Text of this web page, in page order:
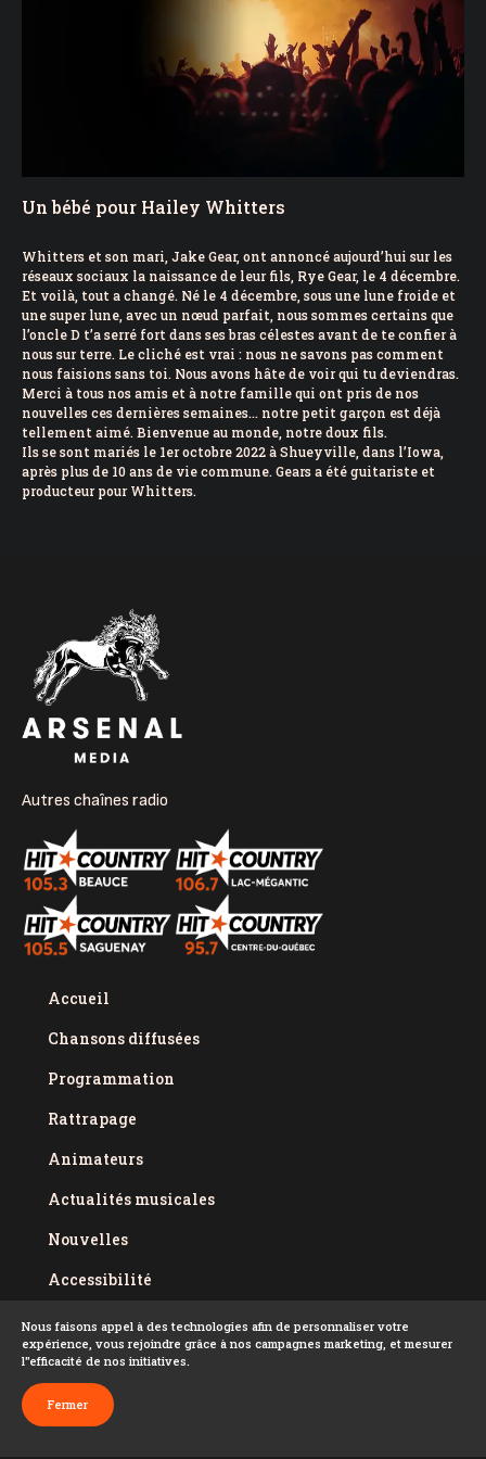
Un bébé pour Hailey Whitters
Whitters et son mari, Jake Gear, ont annoncé aujourd’hui sur les
réseaux sociaux la naissance de leur fils, Rye Gear, le 4 décembre.
Et voilà, tout a changé. Né le 4 décembre, sous une lune froide et
une super lune, avec un nœud parfait, nous sommes certains que
l’oncle D t’a serré fort dans ses bras célestes avant de te confier à
nous sur terre. Le cliché est vrai : nous ne savons pas comment
nous faisions sans toi. Nous avons hâte de voir qui tu deviendras.
Merci à tous nos amis et à notre famille qui ont pris de nos
nouvelles ces dernières semaines… notre petit garçon est déjà
tellement aimé. Bienvenue au monde, notre doux fils.
Ils se sont mariés le 1er octobre 2022 à Shueyville, dans l’Iowa,
après plus de 10 ans de vie commune. Gears a été guitariste et
producteur pour Whitters.
Autres chaînes radio
Accueil
Chansons diffusées
Programmation
Rattrapage
Animateurs
Actualités musicales
Nouvelles
Accessibilité
Politique de confidentialité
Conditions d'utilisation
FAQ
Nous faisons appel à des technologies afin de personnaliser votre
expérience, vous rejoindre grâce à nos campagnes marketing, et mesurer
l''efficacité de nos initiatives.
Fermer